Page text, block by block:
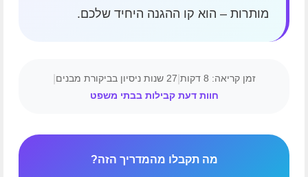
מותרות – הוא קו ההגנה היחיד שלכם.
זמן קריאה: 8 דקות 27 שנות ניסיון בביקורת מבנים
חוות דעת קבילות בבתי משפט
מה תקבלו מהמדריך הזה?